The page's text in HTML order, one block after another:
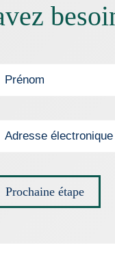
Prochaine étape